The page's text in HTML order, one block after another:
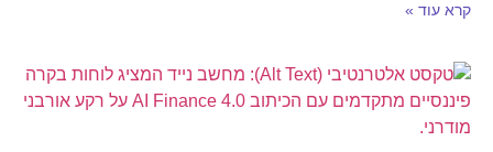
קרא עוד »